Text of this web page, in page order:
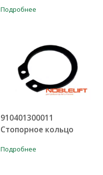
Подробнее
910401300011
Стопорное кольцо
Подробнее